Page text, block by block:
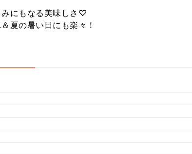
みにもなる美味しさ♡
夏の暑い日にも楽々！